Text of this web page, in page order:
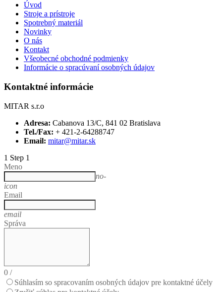
Úvod
Stroje a prístroje
Spotrebný materiál
Novinky
O nás
Kontakt
Všeobecné obchodné podmienky
Informácie o spracúvaní osobných údajov
Kontaktné informácie
MITAR s.r.o
Adresa: Cabanova 13/C, 841 02 Bratislava
Tel./Fax: + 421-2-64288747
Email: mitar@mitar.sk
1 Step 1
Meno
no-
icon
Email
email
Správa
0 /
Súhlasím so spracovaním osobných údajov pre kontaktné účely